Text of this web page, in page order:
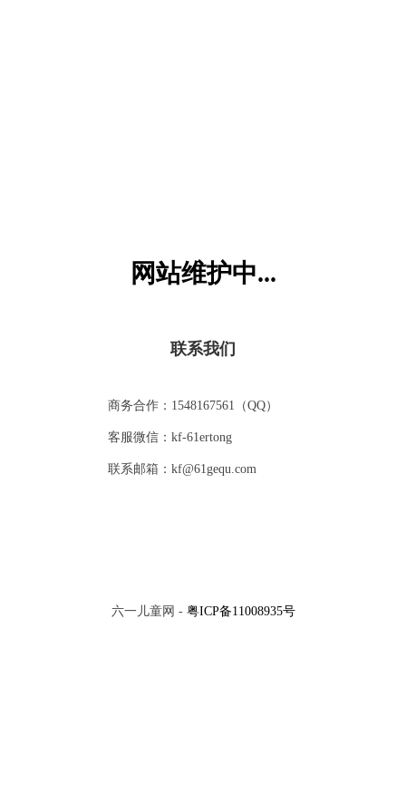
网站维护中...
联系我们
商务合作：1548167561（QQ）
客服微信：kf-61ertong
联系邮箱：kf@61gequ.com
六一儿童网 - 粤ICP备11008935号